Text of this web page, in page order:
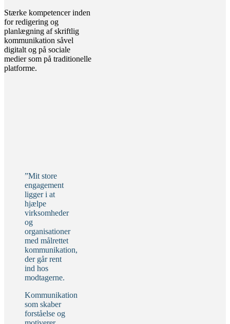
Stærke kompetencer inden
for redigering og
planlægning af skriftlig
kommunikation såvel
digitalt og på sociale
medier som på traditionelle
platforme.
”Mit store
engagement
ligger i at
hjælpe
virksomheder
og
organisationer
med målrettet
kommunikation,
der går rent
ind hos
modtagerne.
Kommunikation
som skaber
forståelse og